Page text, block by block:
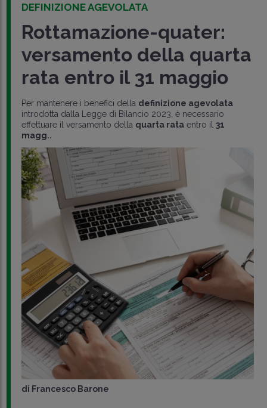
DEFINIZIONE AGEVOLATA
Rottamazione-quater:
versamento della quarta
rata entro il 31 maggio
Per mantenere i benefici della definizione agevolata
introdotta dalla Legge di Bilancio 2023, è necessario
effettuare il versamento della quarta rataentro il 31
magg..
diFrancesco Barone